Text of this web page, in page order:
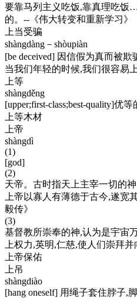
要靠马列主义吃饭,靠真理吃饭
的。--《伟大转变和重新学习》
上当受骗
shàngdàng－shòupiàn
[be deceived] 因信假为真而被欺
当我们年轻的时候,我们很容易
上等
shàngděng
[upper;first-class;best-quality]优
上等木材
上帝
shàngdì
(1)
[god]
(2)
天帝。古时指天上主宰一切的神
上帝以寡人有薄德于古今,遂宽
毅传》
(3)
基督教所崇奉的神,认为是宇宙
上权力,英明,仁慈,使人们崇拜
上帝保佑
上吊
shàngdiào
[hang oneself] 用绳子套住脖子,